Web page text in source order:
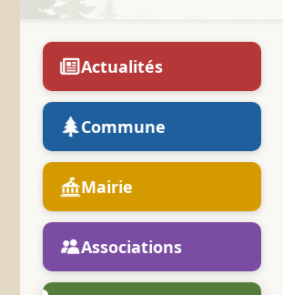
Actualités
Commune
Mairie
Associations